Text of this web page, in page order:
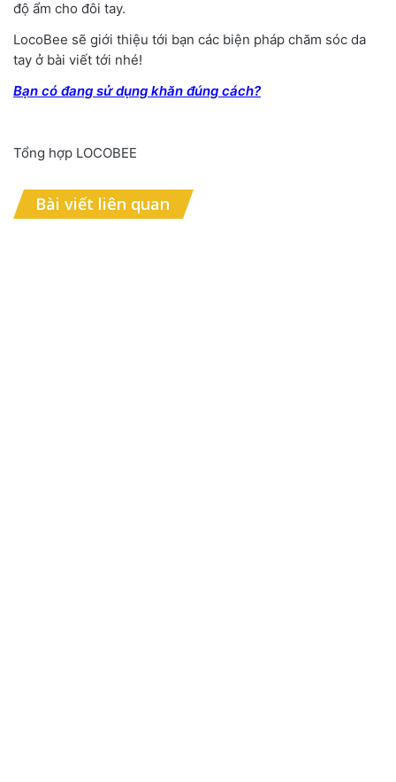
độ ẩm cho đôi tay.
LocoBee sẽ giới thiệu tới bạn các biện pháp chăm sóc da
tay ở bài viết tới nhé!
Bạn có đang sử dụng khăn đúng cách?
Tổng hợp LOCOBEE
Bài viết liên quan